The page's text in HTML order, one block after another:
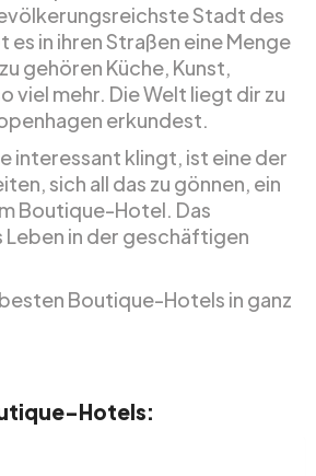
Stadt des
es in ihren Straßen eine Menge
gehören Küche, Kunst,
viel mehr. Die Welt liegt dir zu
erkundest.
interessant klingt, ist eine der
sich all das zu gönnen, ein
Boutique-Hotel. Das
in der geschäftigen
Boutique-Hotels in ganz
Hotels: